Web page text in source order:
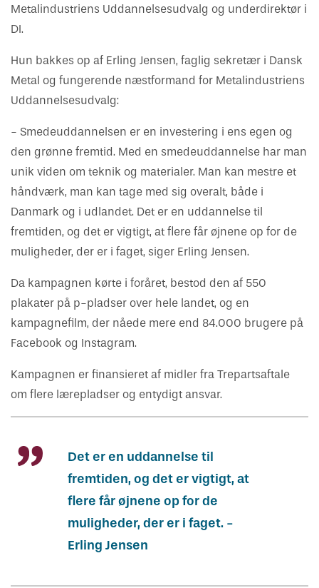
Metalindustriens Uddannelsesudvalg og underdirektør i
DI.
Hun bakkes op af Erling Jensen, faglig sekretær i Dansk
Metal og fungerende næstformand for Metalindustriens
Uddannelsesudvalg:
- Smedeuddannelsen er en investering i ens egen og
den grønne fremtid. Med en smedeuddannelse har man
unik viden om teknik og materialer. Man kan mestre et
håndværk, man kan tage med sig overalt, både i
Danmark og i udlandet. Det er en uddannelse til
fremtiden, og det er vigtigt, at flere får øjnene op for de
muligheder, der er i faget, siger Erling Jensen.
Da kampagnen kørte i foråret, bestod den af 550
plakater på p-pladser over hele landet, og en
kampagnefilm, der nåede mere end 84.000 brugere på
Facebook og Instagram.
Kampagnen er finansieret af midler fra Trepartsaftale
om flere lærepladser og entydigt ansvar.
Det er en uddannelse til
fremtiden, og det er vigtigt, at
flere får øjnene op for de
muligheder, der er i faget. -
Erling Jensen